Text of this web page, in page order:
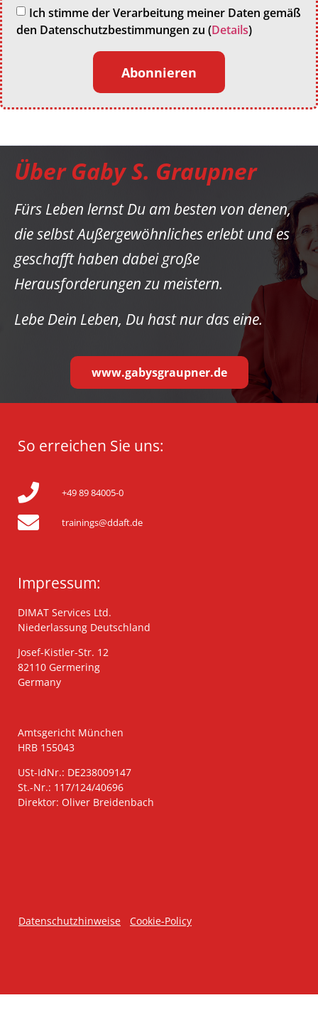
Ich stimme der Verarbeitung meiner Daten gemäß
den Datenschutzbestimmungen zu (Details)
Abonnieren
Über Gaby S. Graupner
Fürs Leben lernst Du am besten von denen,
die selbst Außergewöhnliches erlebt und es
geschafft haben dabei große
Herausforderungen zu meistern.
Lebe Dein Leben, Du hast nur das eine.
www.gabysgraupner.de
So erreichen Sie uns:
+49 89 84005-0
trainings@ddaft.de
Impressum:
DIMAT Services Ltd.
Niederlassung Deutschland
Josef-Kistler-Str. 12
82110 Germering
Germany
Amtsgericht München
HRB 155043
USt-IdNr.: DE238009147
St.-Nr.: 117/124/40696
Direktor: Oliver Breidenbach
Datenschutzhinweise Cookie-Policy